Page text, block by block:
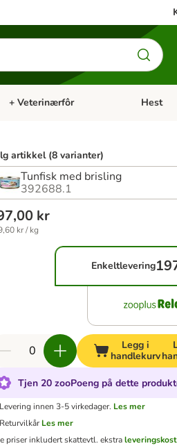
Åpne kategorimeny: Fisk
+ Veterinærfôr Åpne
Hest
artikkel (8 varianter)
Tunfisk med brisling
392688.1
kr
kr / kg
Enkeltlevering
Legg i
handlekurv
Tjen 20 zooPoeng på dette
Levering innen 3-5 virkedager. Les mer
Returvilkår Les mer
priser inkludert skattevtl. ekstra